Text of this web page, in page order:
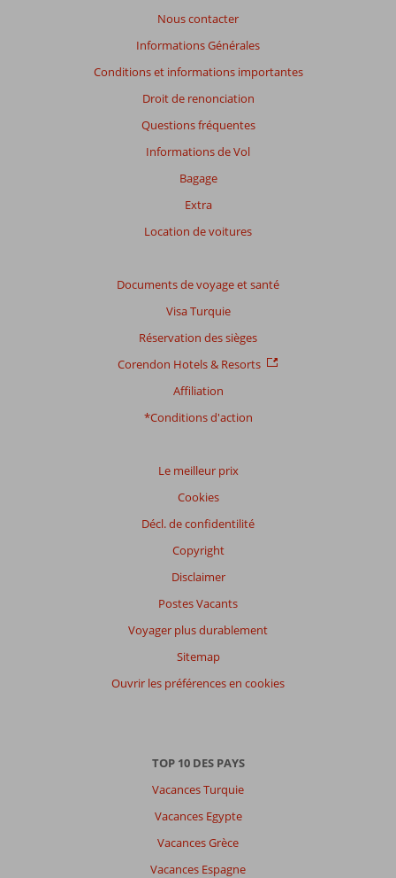
présentés.
Nous contacter
Informations Générales
Conditions et informations importantes
Droit de renonciation
Questions fréquentes
Informations de Vol
Bagage
Extra
Location de voitures
Documents de voyage et santé
Visa Turquie
Réservation des sièges
Corendon Hotels & Resorts
Affiliation
*Conditions d'action
Le meilleur prix
Cookies
Décl. de confidentilité
Copyright
Disclaimer
Postes Vacants
Voyager plus durablement
Sitemap
Ouvrir les préférences en cookies
TOP 10 DES PAYS
Vacances Turquie
Vacances Egypte
Vacances Grèce
Vacances Espagne